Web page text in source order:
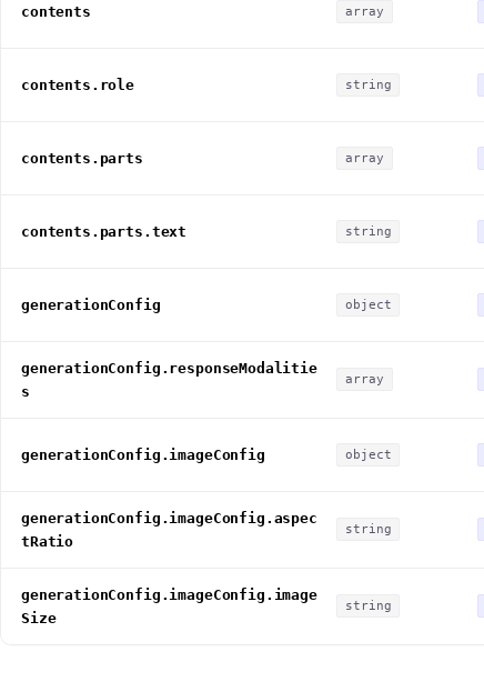
contents array
contents.role string
contents.parts array
contents.parts.text string
generationConfig object
generationConfig.responseModalitie
s
array
generationConfig.imageConfig object
generationConfig.imageConfig.aspec
tRatio
string
generationConfig.imageConfig.image
Size
string